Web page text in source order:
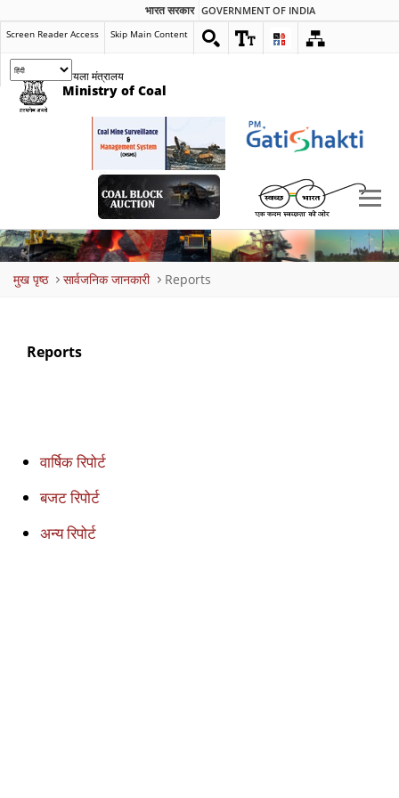
भारत सरकार GOVERNMENT OF INDIA
Screen Reader Access Skip Main Content
कोयला मंत्रालय
Ministry of Coal
मुख पृष्ठ सार्वजनिक जानकारी Reports
Reports
वार्षिक रिपोर्ट
बजट रिपोर्ट
अन्य रिपोर्ट